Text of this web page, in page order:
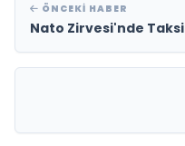
ÖNCEKI HABER
Nato Zirvesi'nde